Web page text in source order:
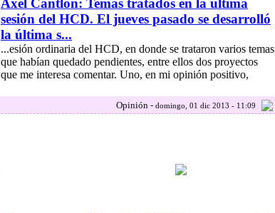
Axel Cantlon: Temas tratados en la última
sesión del HCD. El jueves pasado se desarrolló
la última s...
...esión ordinaria del HCD, en donde se trataron varios temas
que habían quedado pendientes, entre ellos dos proyectos
que me interesa comentar. Uno, en mi opinión positivo,
Opinión - domingo, 01 dic 2013 - 11:09